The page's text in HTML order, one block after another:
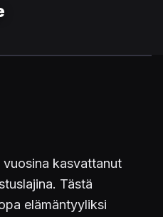
vuosina kasvattanut
Tästä
elämäntyyliksi